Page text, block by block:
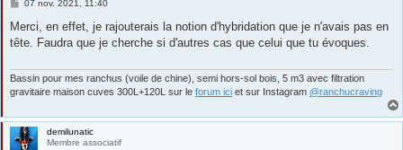
M
s
a
07 nov. 2021, 11:40
Merci, en effet, je rajouterais la notion d'hybridation que je n'avais pas en
tête. Faudra que je cherche si d'autres cas que celui que tu évoques.
Bassin pour mes ranchus (voile de chine), semi hors-sol bois, 5 m3 avec filtration
gravitaire maison cuves 300L+120L sur le forum ici et sur Instagram @ranchucraving
demilunatic
Membre associatif